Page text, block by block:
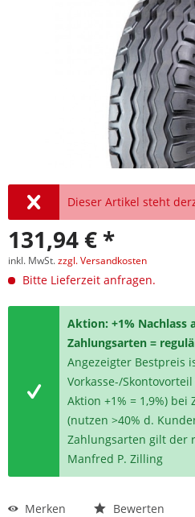
Dieser Artikel steht
131,94 € *
inkl. MwSt.zzgl. Versandkosten
Bitte Lieferzeit anfragen.
Aktion: +1% Nachlass
Zahlungsarten =
Angezeigter Bestpreis
Vorkasse-/
Aktion +1% = 1,9%)
(nutzen >40% d.
Zahlungsarten gilt der
Manfred P. Zilling
Merken Bewerten